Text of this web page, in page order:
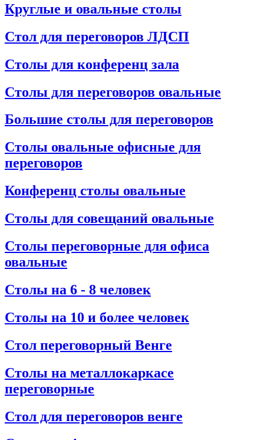
Круглые и овальные столы
Стол для переговоров ЛДСП
Столы для конференц зала
Столы для переговоров овальные
Большие столы для переговоров
Столы овальные офисные для
переговоров
Конференц столы овальные
Столы для совещаний овальные
Столы переговорные для офиса
овальные
Столы на 6 - 8 человек
Столы на 10 и более человек
Стол переговорный Венге
Столы на металлокаркасе
переговорные
Стол для переговоров венге